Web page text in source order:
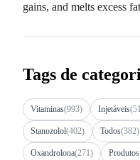
gains, and melts excess
Tags de
Vitaminas(993) Injetáveis
Stanozolol(402) Todos(382)
Oxandrolona(271)